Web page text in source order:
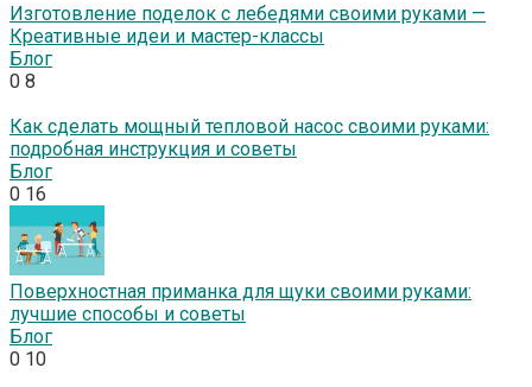
Изготовление поделок с лебедями своими руками —
Креативные идеи и мастер-классы
Блог
0 8
Как сделать мощный тепловой насос своими руками:
подробная инструкция и советы
Блог
0 16
Поверхностная приманка для щуки своими руками:
лучшие способы и советы
Блог
0 10